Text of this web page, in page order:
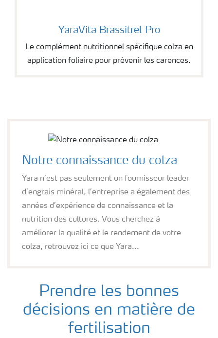
YaraVita Brassitrel Pro
YaraVita Brassitrel Pro
Le complément nutritionnel spécifique colza en
application foliaire pour prévenir les carences.
Notre connaissance du colza
Yara n’est pas seulement un fournisseur leader
d’engrais minéral, l’entreprise a également des
années d’expérience de connaissance et la
nutrition des cultures. Vous cherchez à
améliorer la qualité et le rendement de votre
colza, retrouvez ici ce que Yara...
Prendre les bonnes
décisions en matière de
fertilisation